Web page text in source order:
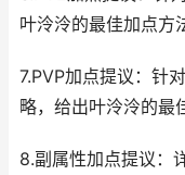
叶泠泠的最佳加点方
7.PVP加点提议：针
略，给出叶泠泠的最
8.副属性加点提议：